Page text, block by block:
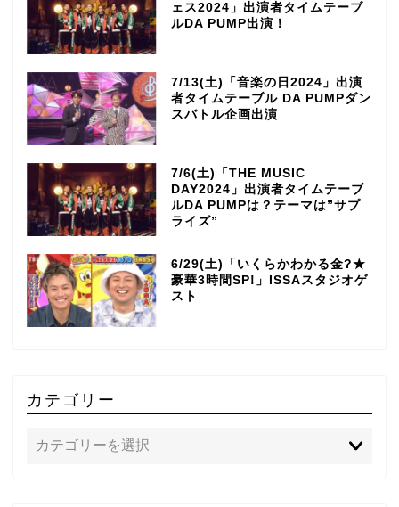
ェス2024」出演者タイムテーブ
ルDA PUMP出演！
7/13(土)「音楽の日2024」出演
者タイムテーブル DA PUMPダン
スバトル企画出演
7/6(土)「THE MUSIC
DAY2024」出演者タイムテーブ
ルDA PUMPは？テーマは”サプ
ライズ”
6/29(土)「いくらかわかる金?★
豪華3時間SP!」ISSAスタジオゲ
スト
カテゴリー